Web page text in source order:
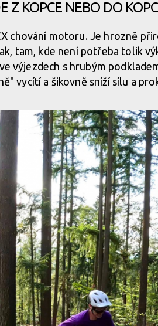
měla tři, vepředu, vzadu a
Zásadní změnou u nové
Zásadní změnou u nové
měla tři, vepředu, vzadu a
Zásadní změnou u nové
měla tři, vepředu, vzadu a
Zásadní změnou u nové
měla tři, vepředu, vzadu a
Z KOPCE NEBO DO
chování motoru. Je hrozně
tam, kde není potřeba tolik
výjezdech s hrubým
vycítí a šikovně sníží sílu a